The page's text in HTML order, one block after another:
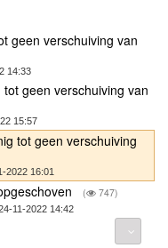
geen verschuiving van
14:33
geen verschuiving van
15:57
tot geen verschuiving
2022 16:01
( 747)
11-2022 14:42